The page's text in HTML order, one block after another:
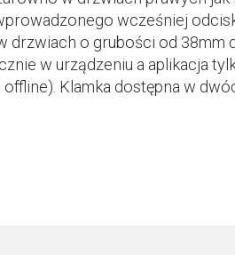
wcześniej
o grubości od 38mm
w urządzeniu a aplikacja
Klamka dostępna w